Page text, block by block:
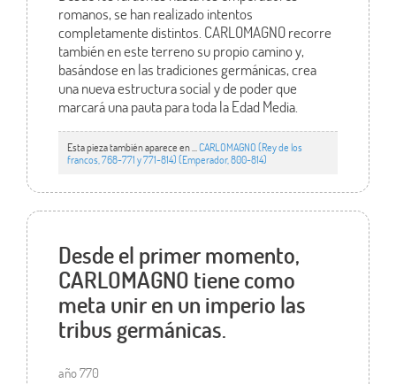
romanos, se han realizado intentos
completamente distintos. CARLOMAGNO recorre
también en este terreno su propio camino y,
basándose en las tradiciones germánicas, crea
una nueva estructura social y de poder que
marcará una pauta para toda la Edad Media.
Esta pieza también aparece en ... CARLOMAGNO (Rey de los
francos, 768-771 y 771-814) (Emperador, 800-814)
Desde el primer momento,
CARLOMAGNO tiene como
meta unir en un imperio las
tribus germánicas.
año 770